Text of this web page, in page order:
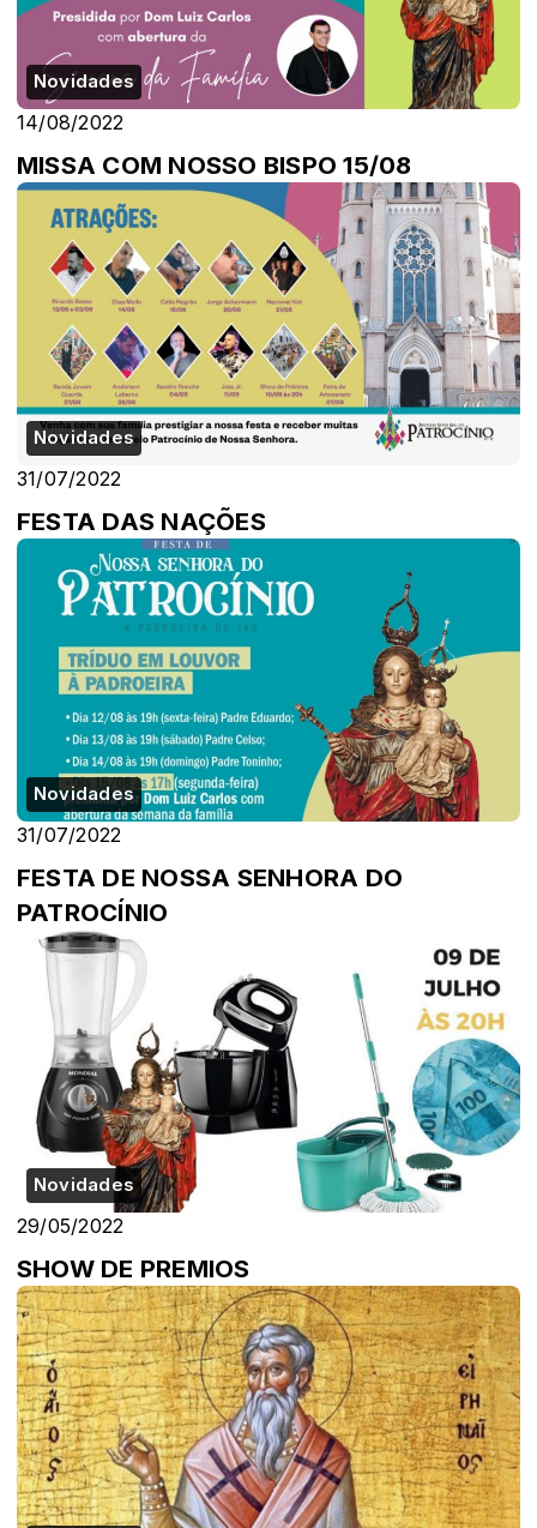
Novidades
14/08/2022
MISSA COM NOSSO BISPO 15/08
Novidades
31/07/2022
FESTA DAS NAÇÕES
Novidades
31/07/2022
FESTA DE NOSSA SENHORA DO
PATROCÍNIO
Novidades
29/05/2022
SHOW DE PREMIOS